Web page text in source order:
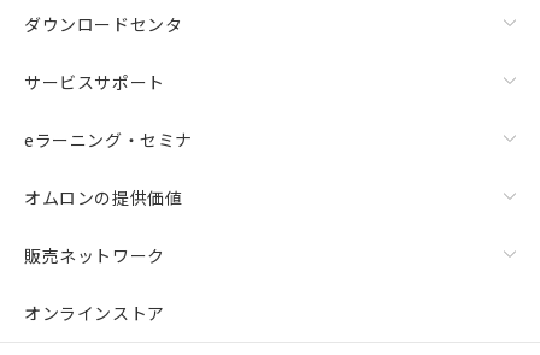
ダウンロードセンタ
サービスサポート
eラーニング・セミナ
オムロンの提供価値
販売ネットワーク
オンラインストア